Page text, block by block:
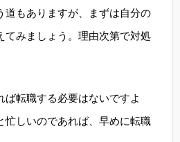
道もありますが、まずは自分の
てみましょう。理由次第で対処
ば転職する必要はないですよ
忙しいのであれば、早めに転職